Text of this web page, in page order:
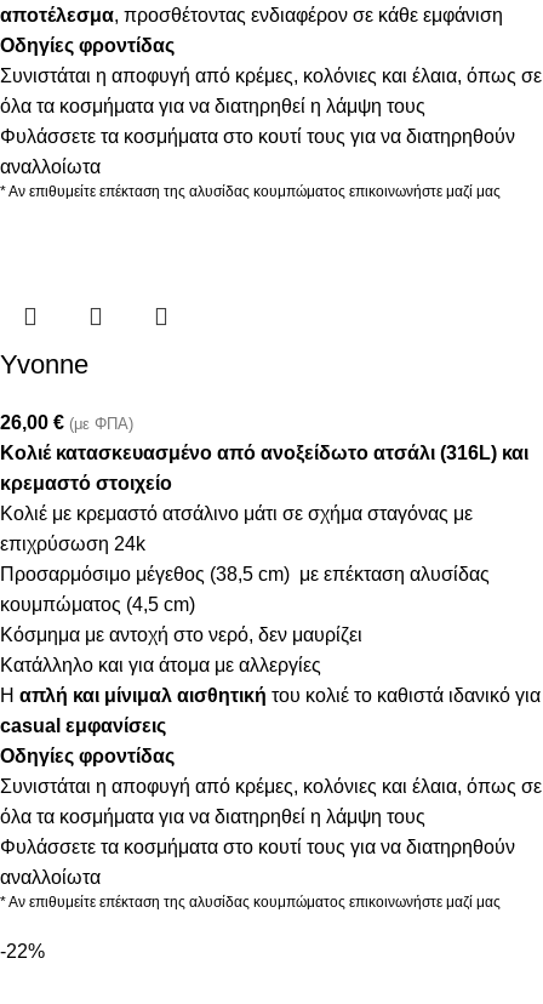
αποτέλεσμα, προσθέτοντας ενδιαφέρον σε κάθε εμφάνιση
Οδηγίες φροντίδας
Συνιστάται η αποφυγή από κρέμες, κολόνιες και έλαια, όπως σε
όλα τα κοσμήματα για να διατηρηθεί η λάμψη τους
Φυλάσσετε τα κοσμήματα στο κουτί τους για να διατηρηθούν
αναλλοίωτα
* Αν επιθυμείτε επέκταση της αλυσίδας κουμπώματος επικοινωνήστε μαζί μας
Yvonne
26,00 € (με ΦΠΑ)
Κολιέ κατασκευασμένο από ανοξείδωτο ατσάλι (316L) και
κρεμαστό στοιχείο
Κολιέ με κρεμαστό ατσάλινο μάτι σε σχήμα σταγόνας με
επιχρύσωση 24k
Προσαρμόσιμο μέγεθος (38,5 cm) με επέκταση αλυσίδας
κουμπώματος (4,5 cm)
Κόσμημα με αντοχή στο νερό, δεν μαυρίζει
Κατάλληλο και για άτομα με αλλεργίες
Η απλή και μίνιμαλ αισθητική του κολιέ το καθιστά ιδανικό για
casual εμφανίσεις
Οδηγίες φροντίδας
Συνιστάται η αποφυγή από κρέμες, κολόνιες και έλαια, όπως σε
όλα τα κοσμήματα για να διατηρηθεί η λάμψη τους
Φυλάσσετε τα κοσμήματα στο κουτί τους για να διατηρηθούν
αναλλοίωτα
* Αν επιθυμείτε επέκταση της αλυσίδας κουμπώματος επικοινωνήστε μαζί μας
-22%